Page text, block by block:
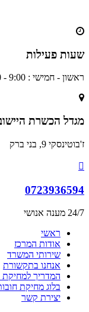
שעות פעילות
ראשון - חמישי : 9:00 - 17:30
מגדל הכשרת
ז'בוטינסקי 9, בני ברק
0723936594
24/7 מענה אנושי
ראשי
אודות המרכז
שירותי המשרד
אנחנו בתקשורת
המדריך למחיקת
בלוג מחיקת
יצירת קשר